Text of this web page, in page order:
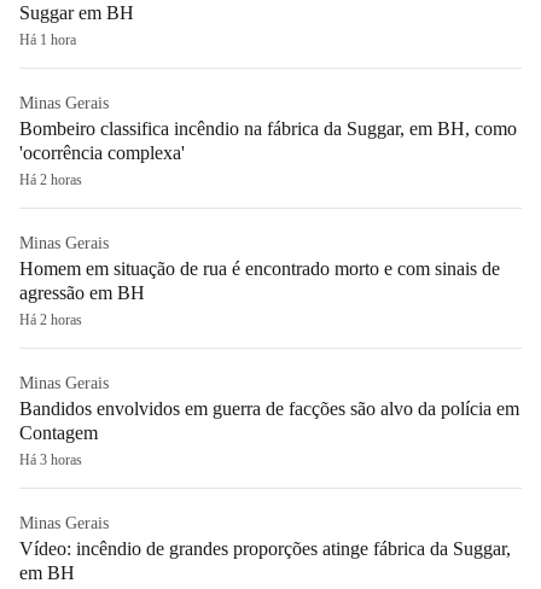
Suggar em BH
Há 1 hora
Minas Gerais
Bombeiro classifica incêndio na fábrica da Suggar, em BH, como
'ocorrência complexa'
Há 2 horas
Minas Gerais
Homem em situação de rua é encontrado morto e com sinais de
agressão em BH
Há 2 horas
Minas Gerais
Bandidos envolvidos em guerra de facções são alvo da polícia em
Contagem
Há 3 horas
Minas Gerais
Vídeo: incêndio de grandes proporções atinge fábrica da Suggar,
em BH